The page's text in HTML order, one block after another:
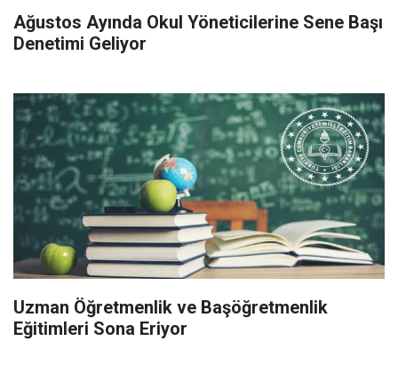
Ağustos Ayında Okul Yöneticilerine Sene Başı
Denetimi Geliyor
Uzman Öğretmenlik ve Başöğretmenlik
Eğitimleri Sona Eriyor